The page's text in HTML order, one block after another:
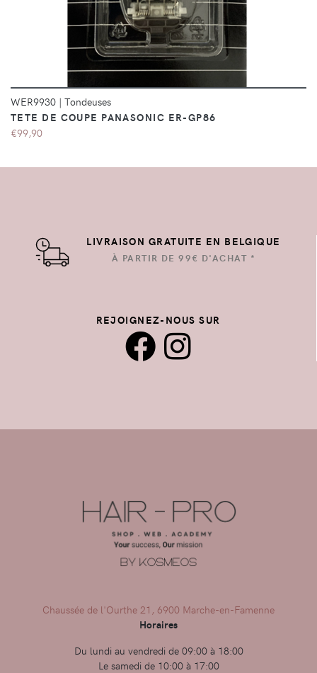
WER9930 | Tondeuses
TETE DE COUPE PANASONIC ER-GP86
€99,90
LIVRAISON GRATUITE EN BELGIQUE
À PARTIR DE 99€ D'ACHAT *
REJOIGNEZ-NOUS SUR
Chaussée de l'Ourthe 21, 6900 Marche-en-Famenne
Horaires
Du lundi au vendredi de 09:00 à 18:00
Le samedi de 10:00 à 17:00